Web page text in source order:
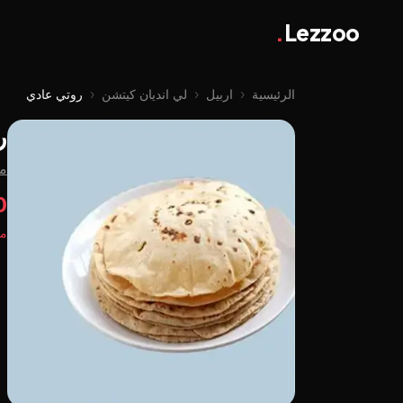
Lezzoo
.
الرئيسية ‹ اربيل ‹ لي اندیان کیتشن ‹ روتي عادي